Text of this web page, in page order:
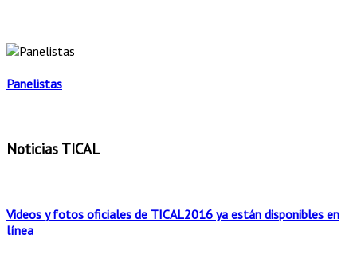
Panelistas
Noticias TICAL
Videos y fotos oficiales de TICAL2016 ya están disponibles en
línea